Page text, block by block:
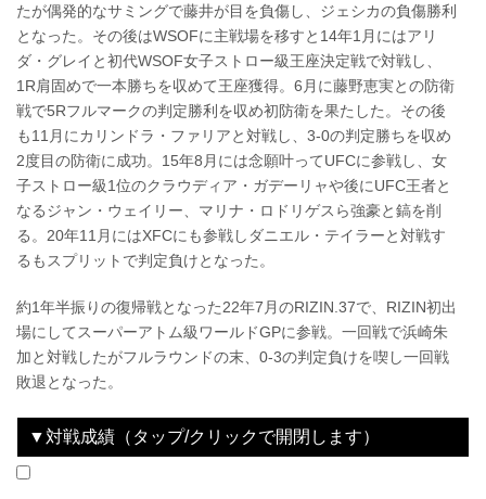
たが偶発的なサミングで藤井が目を負傷し、ジェシカの負傷勝利
となった。その後はWSOFに主戦場を移すと14年1月にはアリ
ダ・グレイと初代WSOF女子ストロー級王座決定戦で対戦し、
1R肩固めで一本勝ちを収めて王座獲得。6月に藤野恵実との防衛
戦で5Rフルマークの判定勝利を収め初防衛を果たした。その後
も11月にカリンドラ・ファリアと対戦し、3-0の判定勝ちを収め
2度目の防衛に成功。15年8月には念願叶ってUFCに参戦し、女
子ストロー級1位のクラウディア・ガデーリャや後にUFC王者と
なるジャン・ウェイリー、マリナ・ロドリゲスら強豪と鎬を削
る。20年11月にはXFCにも参戦しダニエル・テイラーと対戦す
るもスプリットで判定負けとなった。
約1年半振りの復帰戦となった22年7月のRIZIN.37で、RIZIN初出
場にしてスーパーアトム級ワールドGPに参戦。一回戦で浜崎朱
加と対戦したがフルラウンドの末、0-3の判定負けを喫し一回戦
敗退となった。
▼対戦成績（タップ/クリックで開閉します）